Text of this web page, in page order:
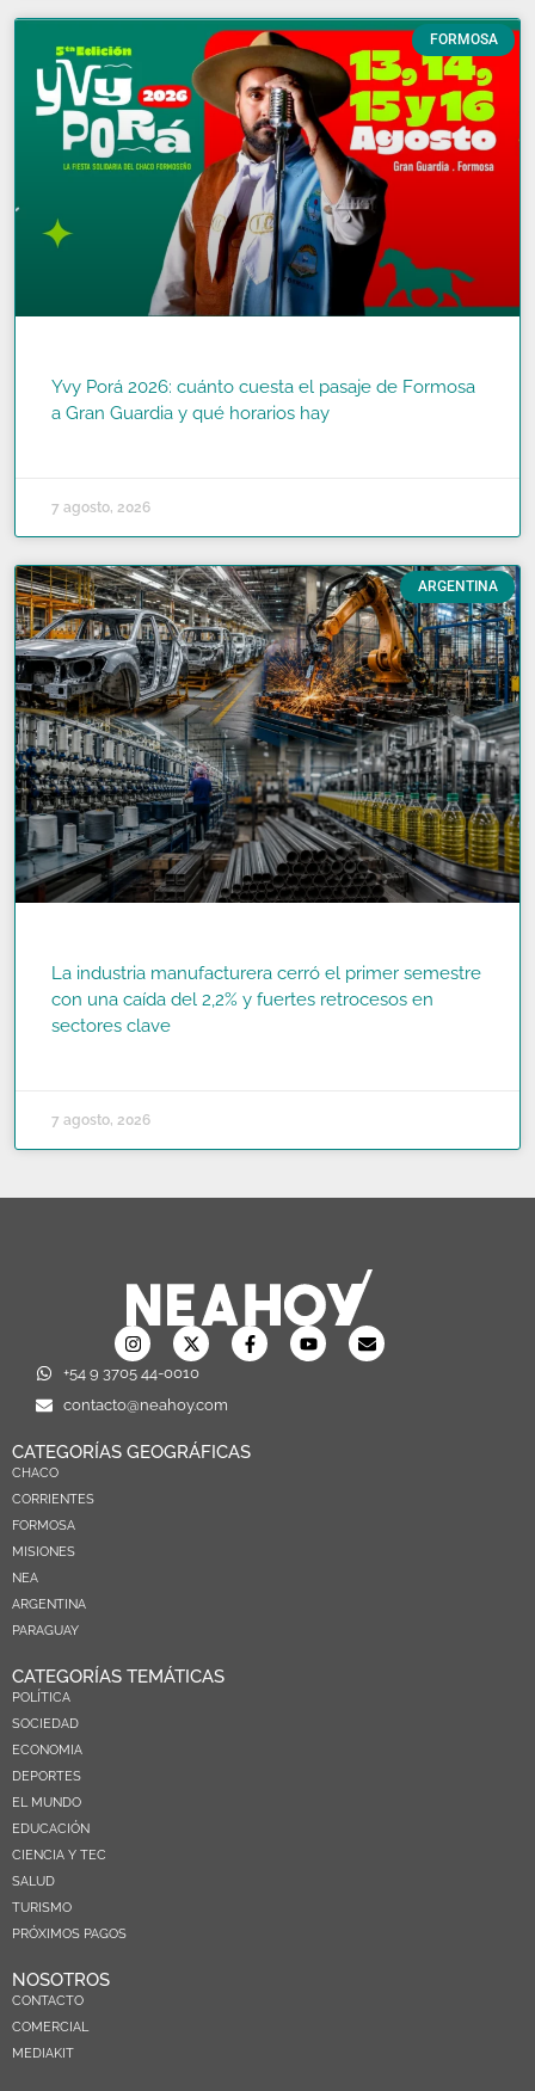
FORMOSA
Yvy Porá 2026: cuánto cuesta el pasaje de Formosa
a Gran Guardia y qué horarios hay
7 agosto, 2026
ARGENTINA
La industria manufacturera cerró el primer semestre
con una caída del 2,2% y fuertes retrocesos en
sectores clave
7 agosto, 2026
+54 9 3705 44-0010
contacto@neahoy.com
CATEGORÍAS GEOGRÁFICAS
CHACO
CORRIENTES
FORMOSA
MISIONES
NEA
ARGENTINA
PARAGUAY
CATEGORÍAS TEMÁTICAS
POLÍTICA
SOCIEDAD
ECONOMIA
DEPORTES
EL MUNDO
EDUCACIÓN
CIENCIA Y TEC
SALUD
TURISMO
PRÓXIMOS PAGOS
NOSOTROS
CONTACTO
COMERCIAL
MEDIAKIT